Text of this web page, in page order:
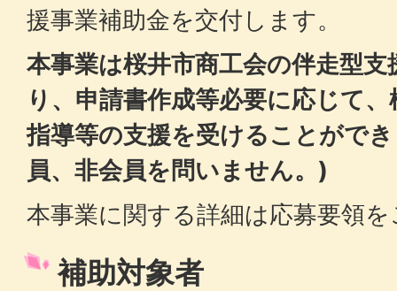
援事業補助金を交付します。
本事業は桜井市商工会の伴走型
り、申請書作成等必要に応じて
指導等の支援を受けることがで
員、非会員を問いません。)
本事業に関する詳細は応募要領
補助対象者